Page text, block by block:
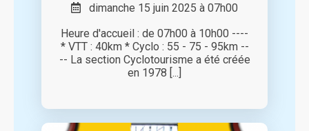
dimanche 15 juin 2025 à 07h00
Heure d'accueil : de 07h00 à 10h00 ----
* VTT : 40km * Cyclo : 55 - 75 - 95km --
-- La section Cyclotourisme a été créée
en 1978 [...]